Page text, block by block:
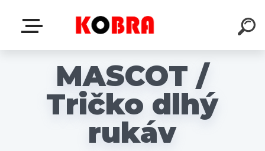
MASCOT /
Tričko dlhý
rukáv